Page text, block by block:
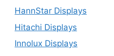
HannStar Displays
Hitachi Displays
Innolux Displays